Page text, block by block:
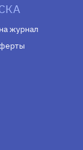
журнал